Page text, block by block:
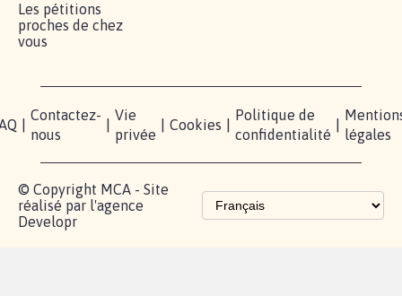
Les pétitions
proches de chez
vous
Contactez-
nous
Vie
privée
Cookies
Politique de
confidentialité
légales
© Copyright MCA - Site
réalisé par l'agence
Developr